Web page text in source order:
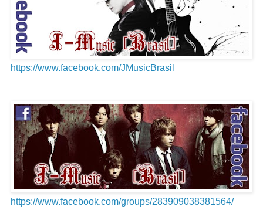
https://www.facebook.com/JMusicBrasil
https://www.facebook.com/groups/283909038381564/